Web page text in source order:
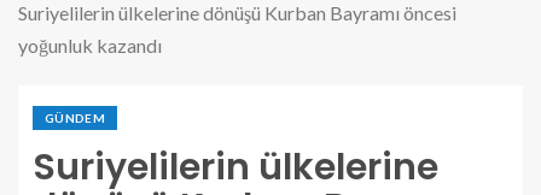
Suriyelilerin ülkelerine dönüşü Kurban Bayramı öncesi
yoğunluk kazandı
GÜNDEM
Suriyelilerin ülkelerine